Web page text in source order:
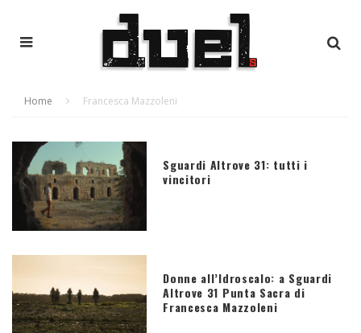
Home Francesca Mazzoleni
Sguardi Altrove 31: tutti i
vincitori
Donne all’Idroscalo: a Sguardi
Altrove 31 Punta Sacra di
Francesca Mazzoleni